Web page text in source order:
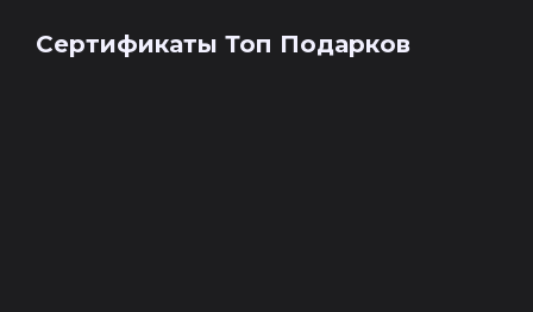
Сертификаты Топ Подарков